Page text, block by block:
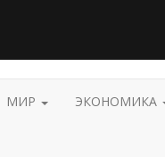
МИР ЭКОНОМИКА